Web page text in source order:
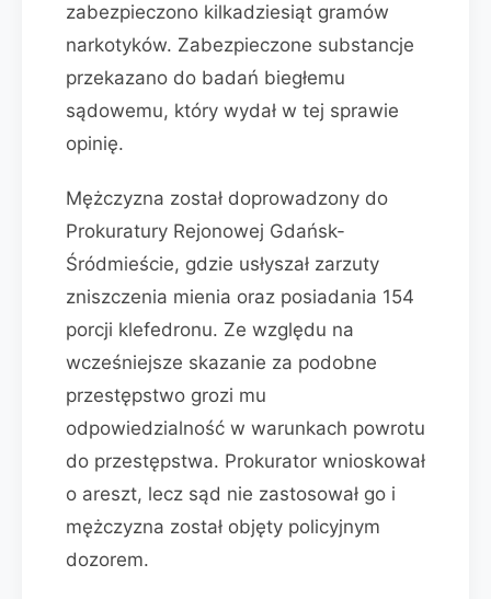
zabezpieczono kilkadziesiąt gramów
narkotyków. Zabezpieczone substancje
przekazano do badań biegłemu
sądowemu, który wydał w tej sprawie
opinię.
Mężczyzna został doprowadzony do
Prokuratury Rejonowej Gdańsk-
Śródmieście, gdzie usłyszał zarzuty
zniszczenia mienia oraz posiadania 154
porcji klefedronu. Ze względu na
wcześniejsze skazanie za podobne
przestępstwo grozi mu
odpowiedzialność w warunkach powrotu
do przestępstwa. Prokurator wnioskował
o areszt, lecz sąd nie zastosował go i
mężczyzna został objęty policyjnym
dozorem.